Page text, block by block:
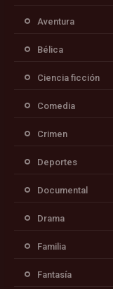
Aventura
Bélica
Ciencia ficción
Comedia
Crimen
Deportes
Documental
Drama
Familia
Fantasía